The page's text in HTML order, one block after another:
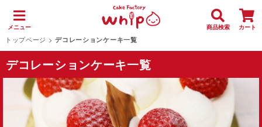
メニュー 商品検索 カート
トップページ >デコレーションケーキ一覧
デコレーションケーキ一覧